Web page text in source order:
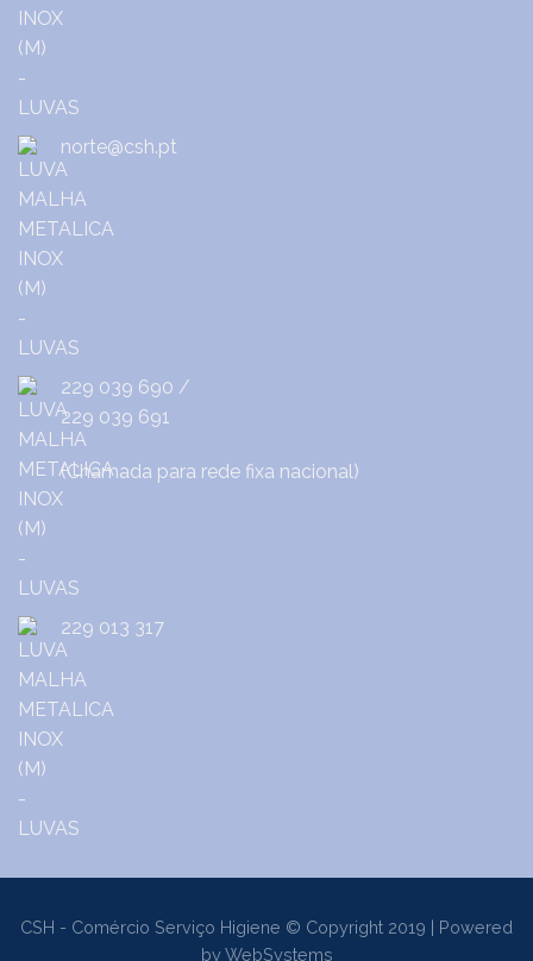
norte@csh.pt
229 039 690 /
229 039 691
(Chamada para rede fixa nacional)
229 013 317
CSH - Comércio Serviço Higiene © Copyright 2019 | Powered
byWebSystems